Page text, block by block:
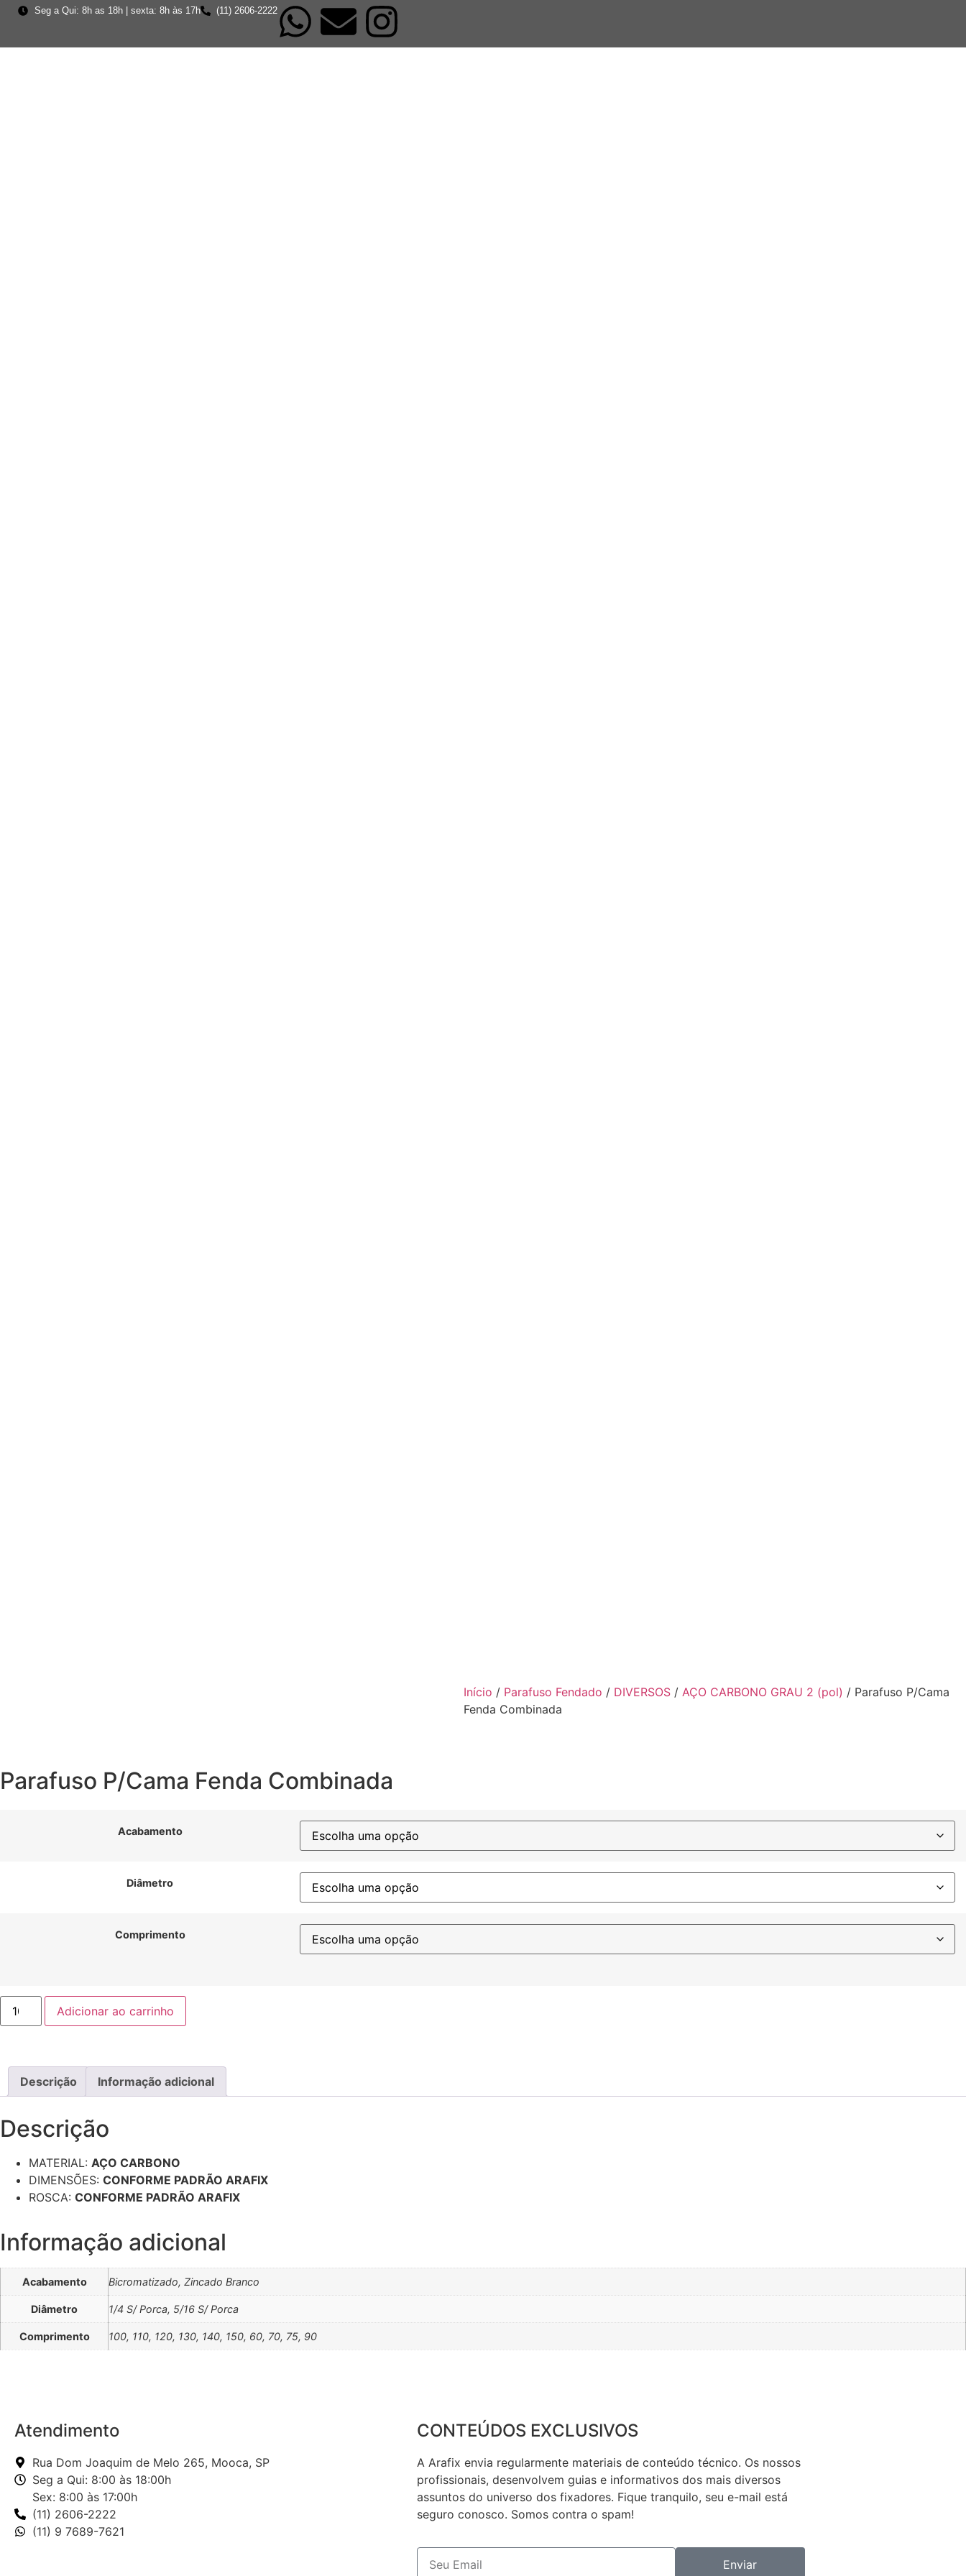
Seg a Qui: 8h as 18h | sexta: 8h às 17h (11) 2606-2222
Início / Parafuso Fendado / DIVERSOS / AÇO CARBONO GRAU 2 (pol) / Parafuso P/Cama
Fenda Combinada
Parafuso P/Cama Fenda Combinada
Acabamento
Diâmetro
Comprimento
Adicionar ao carrinho
Descrição Informação adicional
Descrição
MATERIAL: AÇO CARBONO
DIMENSÕES: CONFORME PADRÃO ARAFIX
ROSCA: CONFORME PADRÃO ARAFIX
Informação adicional
Acabamento Bicromatizado, Zincado Branco
Diâmetro 1/4 S/ Porca, 5/16 S/ Porca
Comprimento 100, 110, 120, 130, 140, 150, 60, 70, 75, 90
Atendimento
Rua Dom Joaquim de Melo 265, Mooca, SP
Seg a Qui: 8:00 às 18:00h
Sex: 8:00 às 17:00h
(11) 2606-2222
(11) 9 7689-7621
CONTEÚDOS EXCLUSIVOS
A Arafix envia regularmente materiais de conteúdo técnico. Os nossos
profissionais, desenvolvem guias e informativos dos mais diversos
assuntos do universo dos fixadores. Fique tranquilo, seu e-mail está
seguro conosco. Somos contra o spam!
Enviar